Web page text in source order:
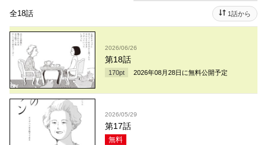
全18話 1話から
2026/06/26
第18話
170pt 2026年08月28日 に無料公開予定
2026/05/29
第17話
無料